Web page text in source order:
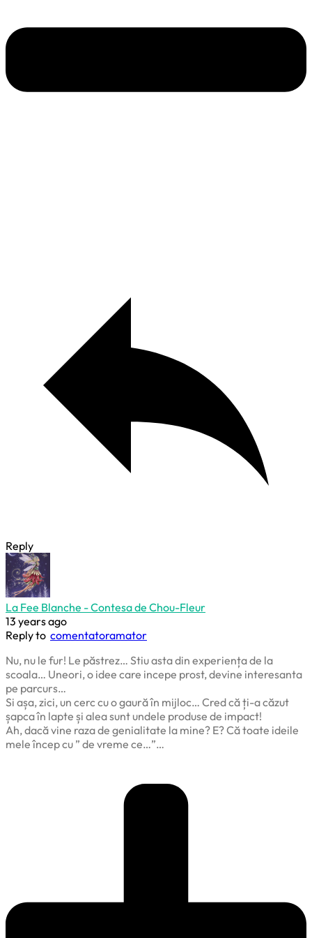
Reply
La Fee Blanche - Contesa de Chou-Fleur
13 years ago
Reply to comentatoramator
Nu, nu le fur! Le păstrez… Stiu asta din experiența de la
scoala… Uneori, o idee care incepe prost, devine interesanta
pe parcurs…
Si așa, zici, un cerc cu o gaură în mijloc… Cred că ți-a căzut
șapca în lapte și alea sunt undele produse de impact!
Ah, dacă vine raza de genialitate la mine? E? Că toate ideile
mele încep cu ” de vreme ce…”…